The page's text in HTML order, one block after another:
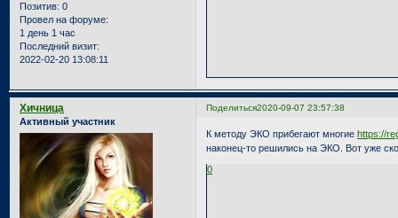
Позитив: 0
Провел на форуме:
1 день 1 час
Последний визит:
2022-02-20 13:08:11
Поделиться2020-09-07 23:57:38
Хичница
Активный участник
К методу ЭКО прибегают многиеhttps://
наконец-то решились на ЭКО. Вот уже
0